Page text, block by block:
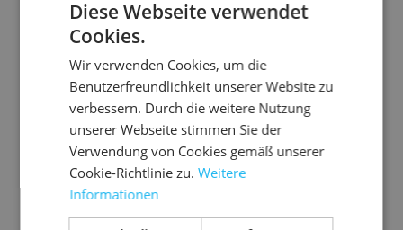
Zubehör-Artikel
Diese Webseite verwendet
Cookies.
Wir verwenden Cookies, um die
Benutzerfreundlichkeit unserer Website zu
verbessern. Durch die weitere Nutzung
unserer Webseite stimmen Sie der
Verwendung von Cookies gemäß unserer
Cookie-Richtlinie zu.Weitere
Informationen